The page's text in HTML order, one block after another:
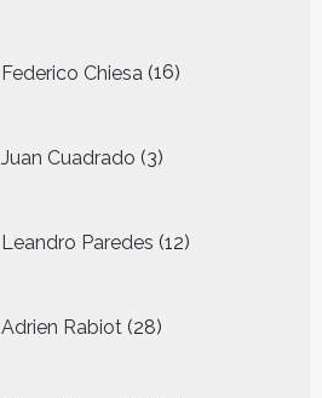
Federico Chiesa 16
producten
Juan Cuadrado 3
producten
Leandro Paredes 12
producten
Adrien Rabiot 28
producten